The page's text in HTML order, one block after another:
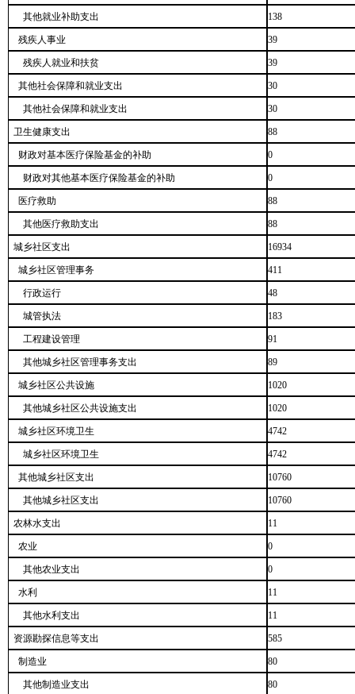
其他就业补助支出 138
残疾人事业 39
残疾人就业和扶贫 39
其他社会保障和就业支出 30
其他社会保障和就业支出 30
卫生健康支出 88
财政对基本医疗保险基金的补助 0
财政对其他基本医疗保险基金的补助 0
医疗救助 88
其他医疗救助支出 88
城乡社区支出 16934
城乡社区管理事务 411
行政运行 48
城管执法 183
工程建设管理 91
其他城乡社区管理事务支出 89
城乡社区公共设施 1020
其他城乡社区公共设施支出 1020
城乡社区环境卫生 4742
城乡社区环境卫生 4742
其他城乡社区支出 10760
其他城乡社区支出 10760
农林水支出 11
农业 0
其他农业支出 0
水利 11
其他水利支出 11
资源勘探信息等支出 585
制造业 80
其他制造业支出 80